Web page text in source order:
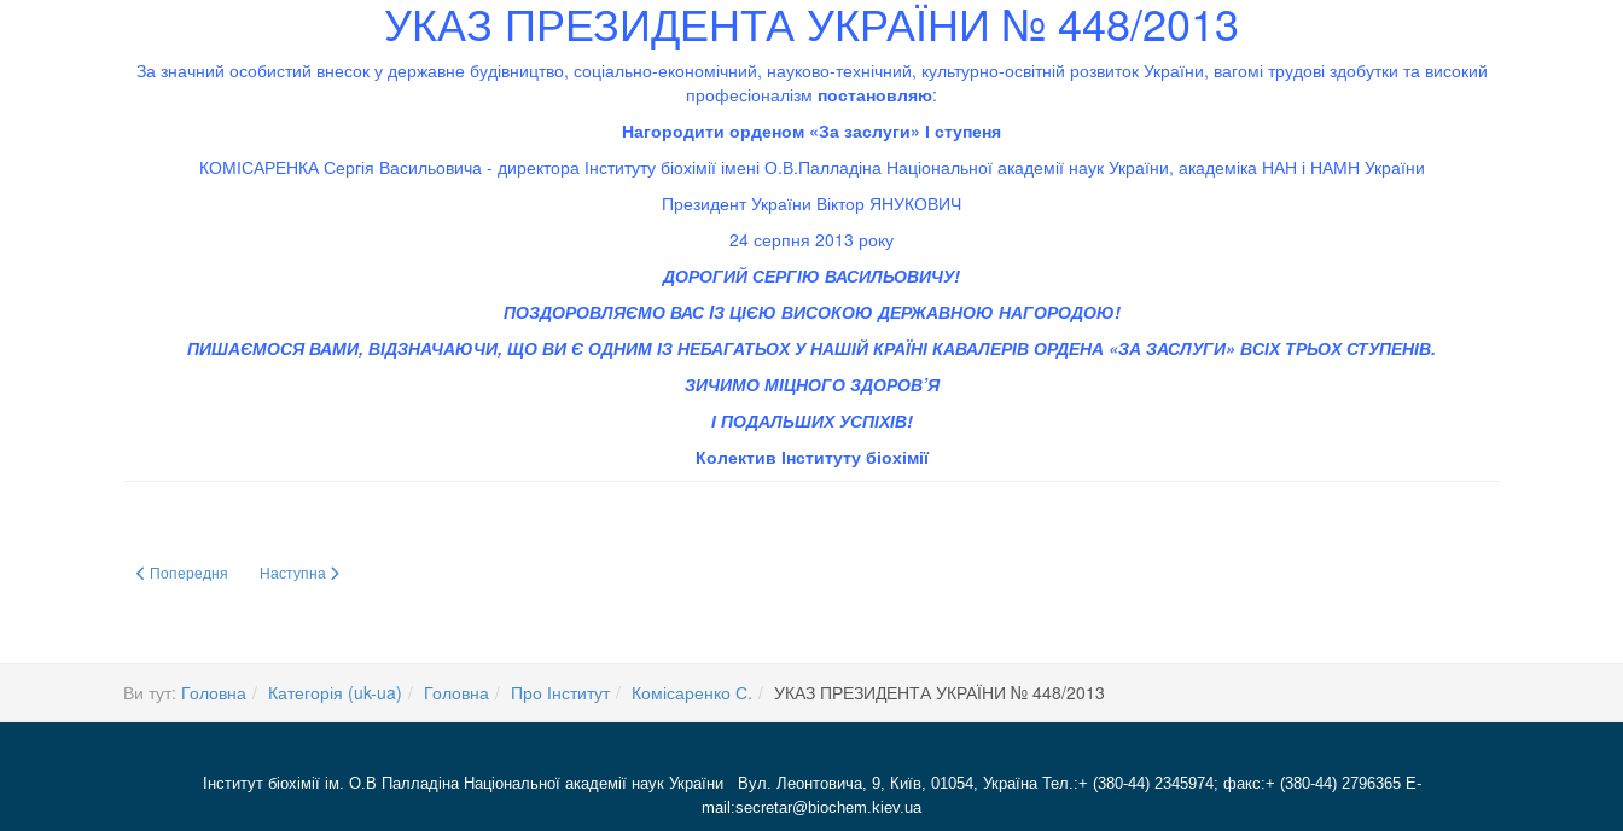
УКАЗ ПРЕЗИДЕНТА УКРАЇНИ № 448/2013
За значний особистий внесок у державне будівництво, соціально-економічний, науково-технічний, культурно-освітній розвиток України, вагомі трудові здобутки та високий
професіоналізм постановляю:
Нагородити орденом «За заслуги» І ступеня
КОМІСАРЕНКА Сергія Васильовича - директора Інституту біохімії імені О.В.Палладіна Національної академії наук України, академіка НАН і НАМН України
Президент України Віктор ЯНУКОВИЧ
24 серпня 2013 року
ДОРОГИЙ СЕРГІЮ ВАСИЛЬОВИЧУ!
ПОЗДОРОВЛЯЄМО ВАС IЗ ЦІЄЮ ВИСОКОЮ ДЕРЖАВНОЮ НАГОРОДОЮ!
ПИШАЄМОСЯ ВАМИ, ВІДЗНАЧАЮЧИ, ЩО ВИ Є ОДНИМ ІЗ НЕБАГАТЬОХ У НАШІЙ КРАЇНІ КАВАЛЕРІВ ОРДЕНА «ЗА ЗАСЛУГИ» ВСІХ ТРЬОХ СТУПЕНІВ.
ЗИЧИМО МІЦНОГО ЗДОРОВ’Я
І ПОДАЛЬШИХ УСПІХІВ!
Колектив Інституту біохімії
Попередня стаття: Наукова, науково-організаційна і педагогічна діяльність
Попередня Наступна стаття: Дійти до зерня суті
Наступна
Ви тут: Головна Категорія (uk-ua) Головна Про Інститут Комісаренко С. УКАЗ ПРЕЗИДЕНТА УКРАЇНИ № 448/2013
Інститут біохімії ім. О.В Палладіна Національної академії наук України Вул. Леонтовича, 9, Київ, 01054, Україна Тел.:+ (380-44) 2345974; факс:+ (380-44) 2796365 E-
mail:secretar@biochem.kiev.ua